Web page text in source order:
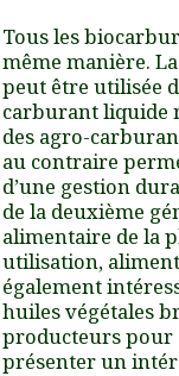
Tous les
même manière.
peut être utilisée
carburant liquide
des agro-
au contraire
d’une gestion
de la deuxième
alimentaire de la
utilisation,
également
huiles végétales
producteurs pour
présenter un